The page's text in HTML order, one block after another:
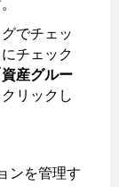
でチェッ
チェック
資産グルー
リックし
ンを管理す